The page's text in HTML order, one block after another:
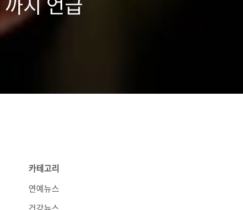
카테고리
연예뉴스
건강뉴스